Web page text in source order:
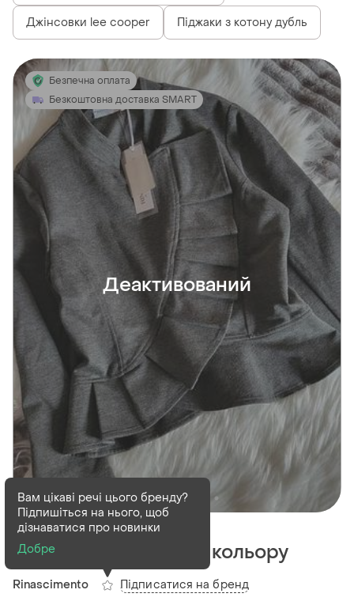
Джінсовки lee cooper Піджаки з котону дубль
Безпечна оплата
Безкоштовна доставка SMART
Деактивований
Деактивований 1 шт
Піджак жакет сірого кольору
Rinascimento
Вам цікаві речі цього бренду?
Підпишіться на нього, щоб
дізнаватися про новинки
Добре
Підписатися на бренд